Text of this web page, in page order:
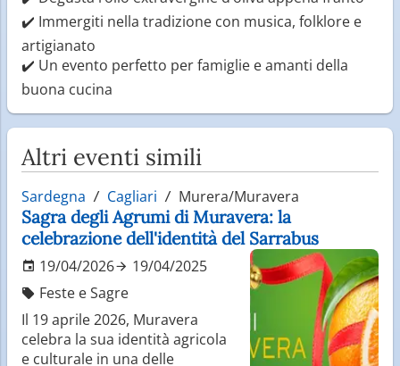
✔️ Immergiti nella tradizione con musica, folklore e
artigianato
✔️ Un evento perfetto per famiglie e amanti della
buona cucina
Altri eventi simili
Sardegna Cagliari Murera/Muravera
Sagra degli Agrumi di Muravera: la
celebrazione dell'identità del Sarrabus
19/04/2026
19/04/2025
Feste e Sagre
Il 19 aprile 2026, Muravera
celebra la sua identità agricola
e culturale in una delle